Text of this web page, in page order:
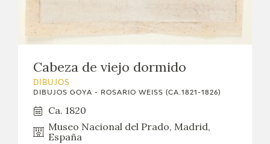
BLOG CUADERNO ITALIANO
FRANCISCO DE GOYA
BIOGRAFÍA
CRONOLOGÍA
Cabeza de viejo dormido
DIBUJOS
DIBUJOS GOYA - ROSARIO WEISS (CA.1821-1826)
Ca. 1820
Museo Nacional del Prado, Madrid,
España